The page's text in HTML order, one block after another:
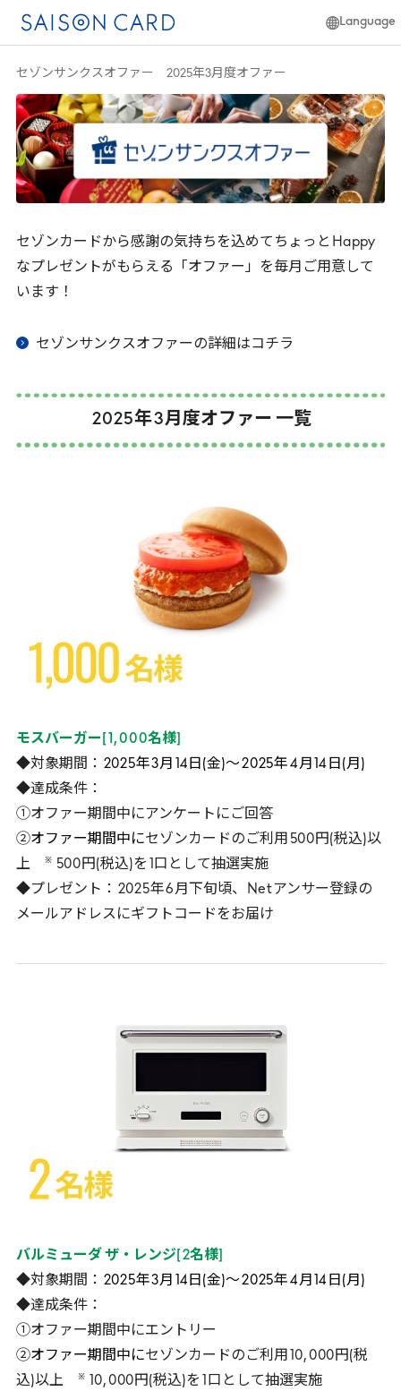
Language
English
セゾンサンクスオファー 2025年3月度オファー
セゾンカードから感謝の気持ちを込めてちょっと Happy
なプレゼントがもらえる「オファー」を毎月ご用意して
います！
セゾンサンクスオファーの詳細はコチラ
2025年3月度オファー 一覧
モスバーガー ,000名様
◆対象期間： 2025年3月 14 日(金)～2025年4月 14 日(月)
◆達成条件：
①オファー期間中にアンケートにご回答
②オファー期間中にセゾンカードのご利用 500円(税込)以
上
※ 500円(税込)を
口として抽選実施
◆プレゼント： 2025年6月下旬頃、 Net アンサー登録の
メールアドレスにギフトコードをお届け
バルミューダ ザ・レンジ[2名様]
◆対象期間： 2025年3月 14 日(金)～2025年4月 14 日(月)
◆達成条件：
①オファー期間中にエントリー
②オファー期間中にセゾンカードのご利用 10,000円(税
込)以上
※ 10,000円(税込)を 1 口として抽選実施